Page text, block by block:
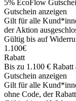
5% EcoFlow
Gutschein anzeigen
Gilt für alle
der Aktion
Gültig bis auf
1.100€
Rabatt
Bis zu 1.100 € Rabatt
Gutschein anzeigen
Gilt für alle
ohne Code, der